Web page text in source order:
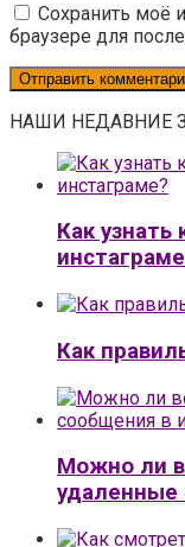
Сохранить моё
браузере для
НАШИ НЕДАВНИЕ
Как узнать
Как
Можно ли
удаленные